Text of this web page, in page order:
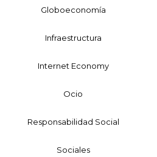
Globoeconomía
Infraestructura
Internet Economy
Ocio
Responsabilidad Social
Sociales